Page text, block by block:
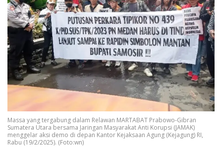
Massa yang tergabung dalam Relawan MARTABAT Prabowo-Gibran
Sumatera Utara bersama Jaringan Masyarakat Anti Korupsi (JAMAK)
menggelar aksi demo di depan Kantor Kejaksaan Agung (Kejagung) RI,
Rabu (19/2/2025). (Foto:wn)